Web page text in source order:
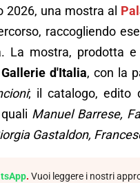
una mostra al
raccogliendo
La mostra, prodotta e
Gallerie d'Italia, con la
; il catalogo, edito
Manuel Barrese,
Gastaldon,
. Vuoi leggere i nostri